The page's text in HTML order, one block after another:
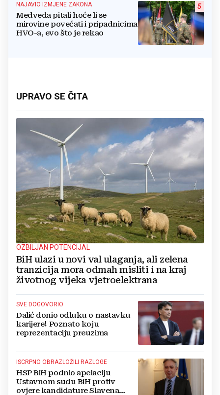
5
NAJAVIO IZMJENE ZAKONA
Medveda pitali hoće li se
mirovine povećati i pripadnicima
HVO-a, evo što je rekao
UPRAVO SE ČITA
OZBILJAN POTENCIJAL
BiH ulazi u novi val ulaganja, ali zelena
tranzicija mora odmah misliti i na kraj
životnog vijeka vjetroelektrana
SVE DOGOVORIO
Dalić donio odluku o nastavku
karijere! Poznato koju
reprezentaciju preuzima
ISCRPNO OBRAZLOŽILI RAZLOGE
HSP BiH podnio apelaciju
Ustavnom sudu BiH protiv
ovjere kandidature Slavena